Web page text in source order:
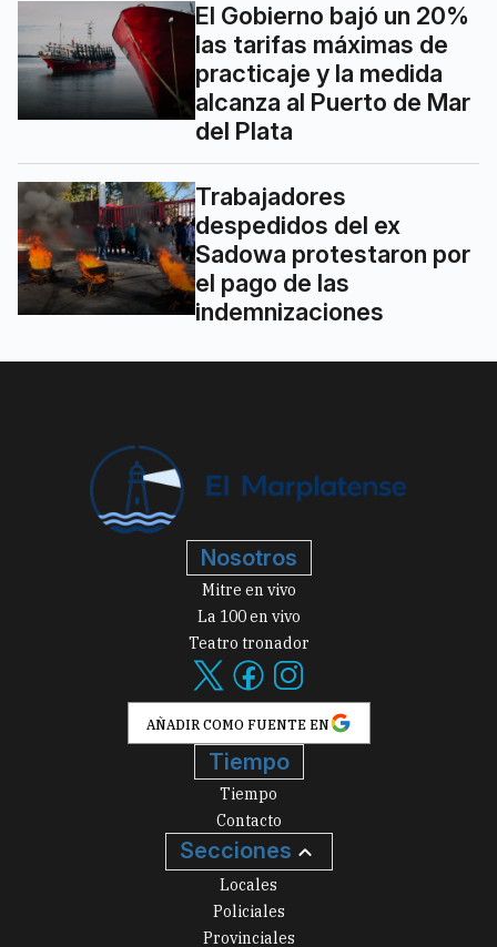
El Gobierno bajó un 20%
las tarifas máximas de
practicaje y la medida
alcanza al Puerto de Mar
del Plata
Trabajadores
despedidos del ex
Sadowa protestaron por
el pago de las
indemnizaciones
Nosotros
Mitre en vivo
La 100 en vivo
Teatro tronador
AÑADIR COMO FUENTE EN
Tiempo
Tiempo
Contacto
Secciones
Locales
Policiales
Provinciales